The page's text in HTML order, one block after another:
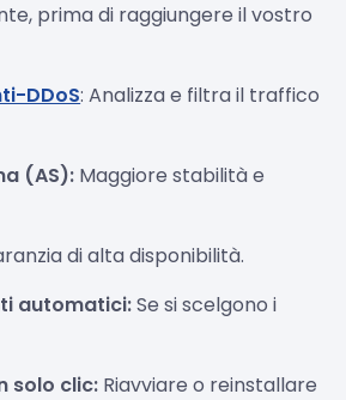
prima di raggiungere il vostro
DDoS: Analizza e filtra il traffico
(AS): Maggiore stabilità e
di alta disponibilità.
automatici:Se si scelgono i
solo clic: Riavviare o reinstallare